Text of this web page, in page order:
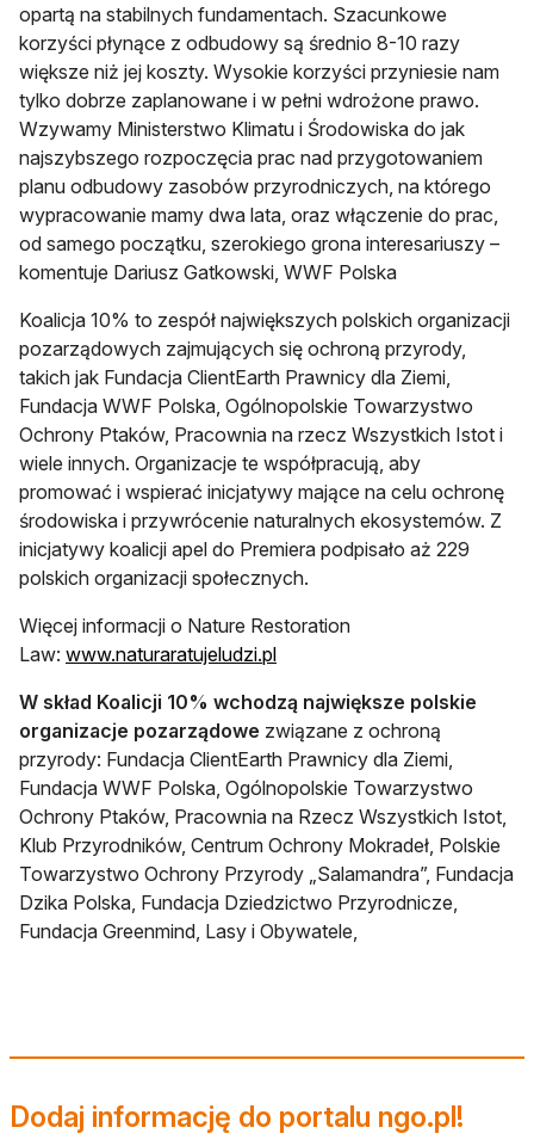
opartą na stabilnych fundamentach. Szacunkowe
korzyści płynące z odbudowy są średnio 8-10 razy
większe niż jej koszty. Wysokie korzyści przyniesie nam
tylko dobrze zaplanowane i w pełni wdrożone prawo.
Wzywamy Ministerstwo Klimatu i Środowiska do jak
najszybszego rozpoczęcia prac nad przygotowaniem
planu odbudowy zasobów przyrodniczych, na którego
wypracowanie mamy dwa lata, oraz włączenie do prac,
od samego początku, szerokiego grona interesariuszy –
komentuje Dariusz Gatkowski, WWF Polska
Koalicja 10% to zespół największych polskich organizacji
pozarządowych zajmujących się ochroną przyrody,
takich jak Fundacja ClientEarth Prawnicy dla Ziemi,
Fundacja WWF Polska, Ogólnopolskie Towarzystwo
Ochrony Ptaków, Pracownia na rzecz Wszystkich Istot i
wiele innych. Organizacje te współpracują, aby
promować i wspierać inicjatywy mające na celu ochronę
środowiska i przywrócenie naturalnych ekosystemów. Z
inicjatywy koalicji apel do Premiera podpisało aż 229
polskich organizacji społecznych.
Więcej informacji o Nature Restoration
Law: www.naturaratujeludzi.plotwiera się w nowej karcie
W skład Koalicji 10% wchodzą największe polskie
organizacje pozarządowe związane z ochroną
przyrody: Fundacja ClientEarth Prawnicy dla Ziemi,
Fundacja WWF Polska, Ogólnopolskie Towarzystwo
Ochrony Ptaków, Pracownia na Rzecz Wszystkich Istot,
Klub Przyrodników, Centrum Ochrony Mokradeł, Polskie
Towarzystwo Ochrony Przyrody „Salamandra”, Fundacja
Dzika Polska, Fundacja Dziedzictwo Przyrodnicze,
Fundacja Greenmind, Lasy i Obywatele,
Dodaj informację do portalu ngo.pl!